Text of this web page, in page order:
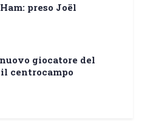
preso Joël
giocatore del
centrocampo